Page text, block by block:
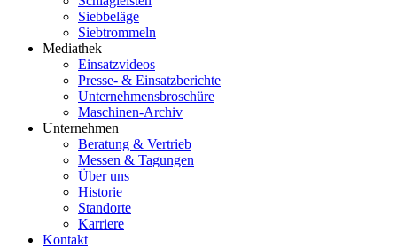
Siebbeläge
Siebtrommeln
Mediathek
Einsatzvideos
Presse- & Einsatzberichte
Unternehmensbroschüre
Maschinen-Archiv
Unternehmen
Beratung & Vertrieb
Messen & Tagungen
Über uns
Historie
Standorte
Karriere
Kontakt